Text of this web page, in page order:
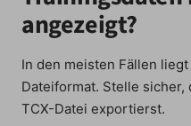
angezeigt?
In den meisten Fällen
Dateiformat. Stelle sicher,
TCX-Datei exportierst.